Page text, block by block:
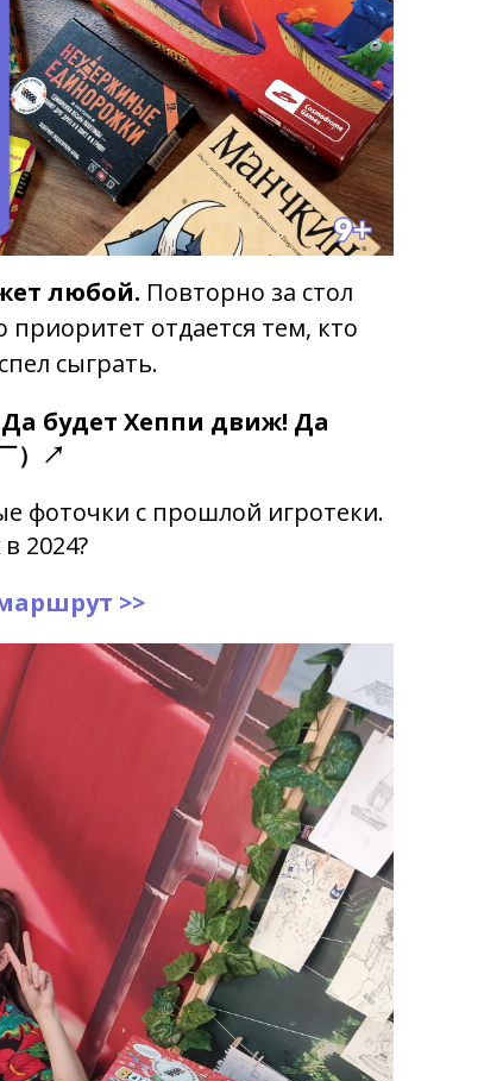
любой. Повторно за стол
приоритет отдается тем, кто
сыграть.
будет Хеппи движ! Да
）↗
фоточки с прошлой игротеки.
2024?
>>